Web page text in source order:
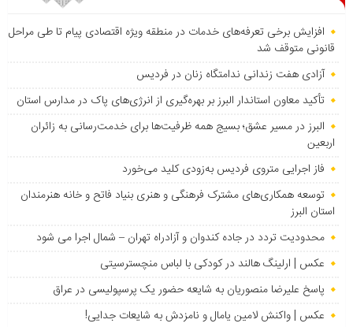
افزایش برخی تعرفه‌های خدمات در منطقه ویژه اقتصادی پیام تا طی مراحل
قانونی متوقف شد
آزادی هفت زندانی ندامتگاه زنان در فردیس
تأکید معاون استاندار البرز بر بهره‌گیری از انرژی‌های پاک در مدارس استان
البرز در مسیر عشق؛ بسیج همه ظرفیت‌ها برای خدمت‌رسانی به زائران
اربعین
فاز اجرایی متروی فردیس به‌زودی کلید می‌خورد
توسعه همکاری‌های مشترک فرهنگی و هنری بنیاد فاتح و خانه هنرمندان
استان البرز
محدودیت تردد در جاده کندوان و آزادراه تهران – شمال اجرا می شود
عکس | ارلینگ هالند در کودکی با لباس منچسترسیتی
پاسخ علیرضا منصوریان به شایعه حضور یک پرسپولیسی در عراق
عکس | واکنش لامین یامال و نامزدش به شایعات جدایی!